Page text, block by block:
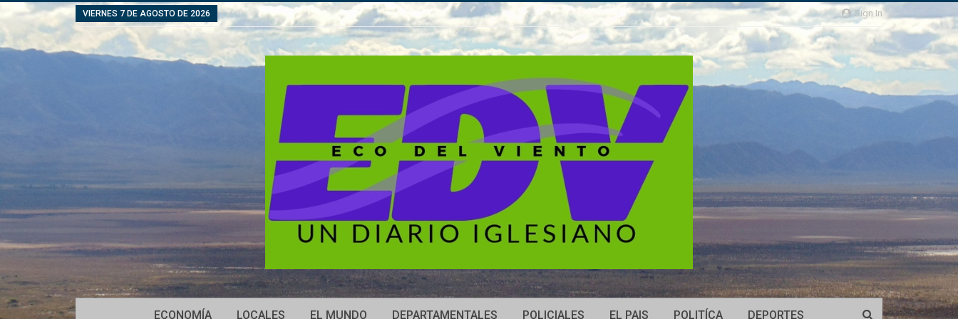
Sign In
VIERNES 7 DE AGOSTO DE 2026
ECONOMÍA LOCALES EL MUNDO DEPARTAMENTALES POLICIALES EL PAIS POLITÍCA DEPORTES